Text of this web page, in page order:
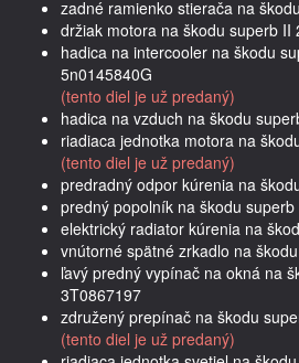
zadné ramienko stierača na
držiak motora na škodu superb II
hadica na intercooler na škodu
5n0145840G
(tento diel je už predaný)
hadica na vzduch na škodu
riadiaca jednotka motora na
(tento diel je už predaný)
predradný odpor kúrenia na
predný popolník na škodu
elektrický radiator kúrenia na
vnútorné spätné zrkadlo na
ľavý predný vypínač na okná na
3T0867197
združený prepínač na škodu
(tento diel je už predaný)